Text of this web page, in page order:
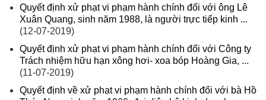
Quyết định xử phạt vi phạm hành chính đối với ông Lê
Xuân Quang, sinh năm 1988, là người trực tiếp kinh ...
(12-07-2019)
Quyết định xử phạt vi phạm hành chính đối với Công ty
Trách nhiệm hữu hạn xông hơi- xoa bóp Hoàng Gia, ...
(11-07-2019)
Quyết định về xử phạt vi phạm hành chính đối với bà Hồ